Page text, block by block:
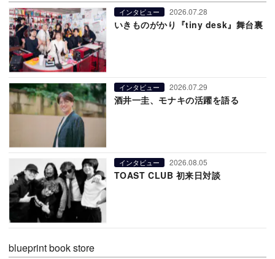
インタビュー 2026.07.28
いきものがかり『tiny desk』舞台裏
インタビュー 2026.07.29
酒井一圭、モナキの活躍を語る
インタビュー 2026.08.05
TOAST CLUB 初来日対談
blueprint book store